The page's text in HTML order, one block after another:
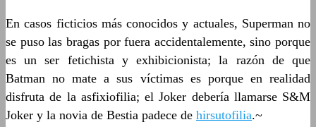
En casos ficticios más conocidos y actuales, Superman no
se puso las bragas por fuera accidentalemente, sino porque
es un ser fetichista y exhibicionista; la razón de que
Batman no mate a sus víctimas es porque en realidad
disfruta de la asfixiofilia; el Joker debería llamarse S&M
Joker y la novia de Bestia padece de hirsutofilia.~